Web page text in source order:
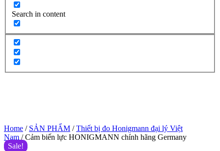
Search in content
Home / SẢN PHẨM /Thiết bị đo Honigmann đại lý Việt
Nam / Cảm biến lực HONIGMANN chính hãng Germany
Sale!